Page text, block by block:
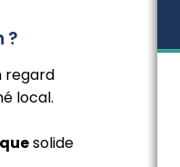
?
regard
local.
solide